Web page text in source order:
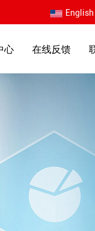
English
心 在线反馈